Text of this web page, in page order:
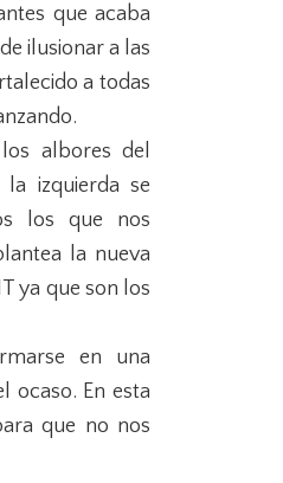
que acaba
ilusionar a las
a todas
albores del
izquierda se
los que nos
la nueva
ya que son los
en una
ocaso. En esta
que no nos